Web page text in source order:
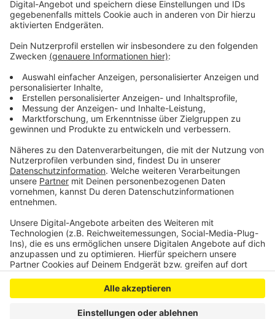
Anzeige
die Mitarbeiter in Pflegeheimen und Kliniken
unterstützen. In rund einer Woche wollen
bewerten, wie sich die Pandemielage durch den Teil-
Lockdown geändert hat und wo eventuell
nachgebessert werden muss.
Anzeige
Anzeige